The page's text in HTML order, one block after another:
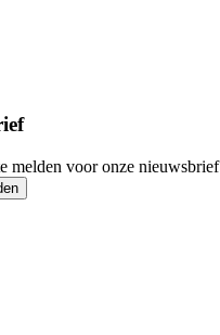
melden voor onze nieuwsbrief